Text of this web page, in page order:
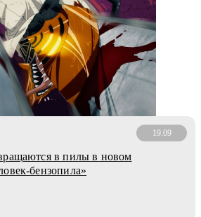
19.09
в пилы в новом
бензопила»